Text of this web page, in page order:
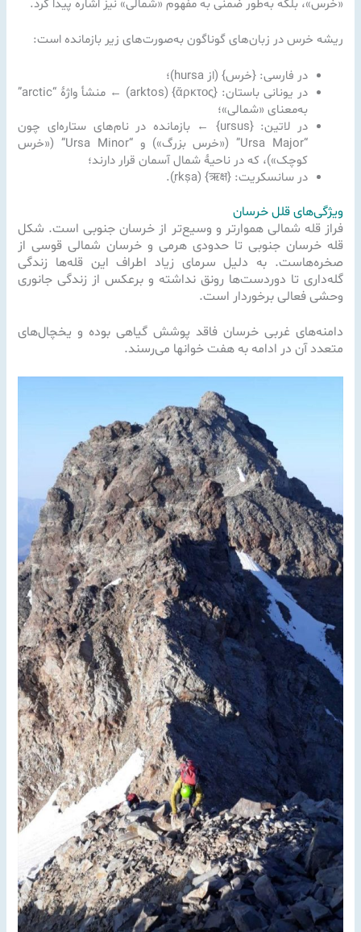
«خرس»، بلکه به‌طور ضمنی به مفهوم «شمالی» نیز اشاره پیدا کرد.
ریشه خرس در زبان‌های گوناگون به‌صورت‌های زیر بازمانده است:
در فارسی: {خرس} (از hursa)؛
در یونانی باستان: {ἄρκτος} (arktos) ← منشأ واژهٔ “arctic”
به‌معنای «شمالی»؛
در لاتین: {ursus} ← بازمانده در نام‌های ستاره‌ای چون
“Ursa Major” («خرس بزرگ») و “Ursa Minor” («خرس
کوچک»)، که در ناحیهٔ شمال آسمان قرار دارند؛
در سانسکریت: {ऋक्ष} (ṛkṣa).
ویژگی‌های قلل خرسان
فراز قله شمالی هموارتر و وسیع‌تر از خرسان جنوبی است. شکل
قله خرسان جنوبی تا حدودی هرمی و خرسان شمالی قوسی از
صخره‌هاست. به دلیل سرمای زیاد اطراف این قله‌ها زندگی
گله‌داری تا دوردست‌ها رونق نداشته و برعکس از زندگی جانوری
وحشی فعالی برخوردار است.
دامنه‌های غربی خرسان فاقد پوشش گیاهی بوده و یخچال‌های
متعدد آن در ادامه به هفت خوانها می‌رسند.